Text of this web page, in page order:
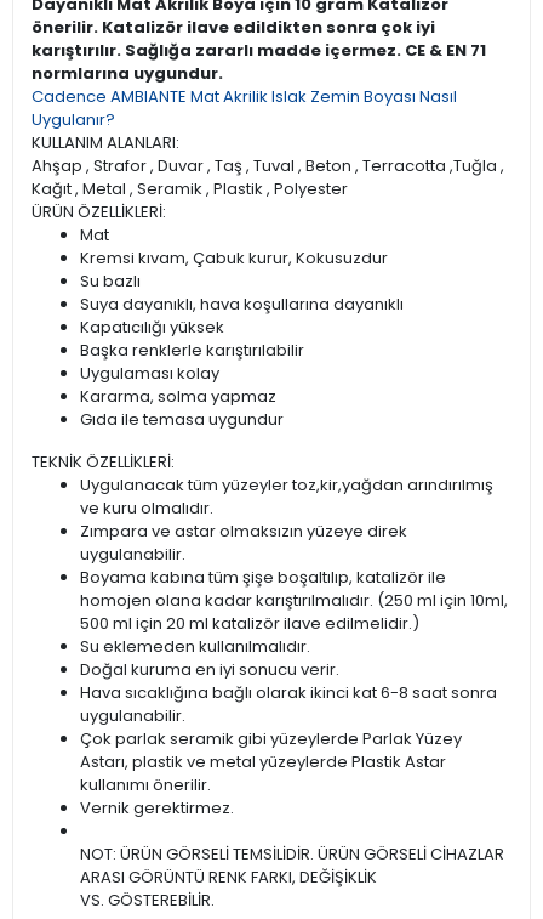
Dayanıklı Mat Akrilik Boya için 10 gram Katalizör
önerilir. Katalizör ilave edildikten sonra çok iyi
karıştırılır. Sağlığa zararlı madde içermez. CE & EN 71
normlarına uygundur.
Cadence AMBIANTE Mat Akrilik Islak Zemin Boyası Nasıl
Uygulanır?
KULLANIM ALANLARI:
Ahşap , Strafor , Duvar , Taş , Tuval , Beton , Terracotta ,Tuğla ,
Kağıt , Metal , Seramik , Plastik , Polyester
ÜRÜN ÖZELLİKLERİ:
Mat
Kremsi kıvam, Çabuk kurur, Kokusuzdur
Su bazlı
Suya dayanıklı, hava koşullarına dayanıklı
Kapatıcılığı yüksek
Başka renklerle karıştırılabilir
Uygulaması kolay
Kararma, solma yapmaz
Gıda ile temasa uygundur
TEKNİK ÖZELLİKLERİ:
Uygulanacak tüm yüzeyler toz,kir,yağdan arındırılmış
ve kuru olmalıdır.
Zımpara ve astar olmaksızın yüzeye direk
uygulanabilir.
Boyama kabına tüm şişe boşaltılıp, katalizör ile
homojen olana kadar karıştırılmalıdır. (250 ml için 10ml,
500 ml için 20 ml katalizör ilave edilmelidir.)
Su eklemeden kullanılmalıdır.
Doğal kuruma en iyi sonucu verir.
Hava sıcaklığına bağlı olarak ikinci kat 6-8 saat sonra
uygulanabilir.
Çok parlak seramik gibi yüzeylerde Parlak Yüzey
Astarı, plastik ve metal yüzeylerde Plastik Astar
kullanımı önerilir.
Vernik gerektirmez.
NOT: ÜRÜN GÖRSELİ TEMSİLİDİR. ÜRÜN GÖRSELİ CİHAZLAR
ARASI GÖRÜNTÜ RENK FARKI, DEĞİŞİKLİK
VS. GÖSTEREBİLİR.